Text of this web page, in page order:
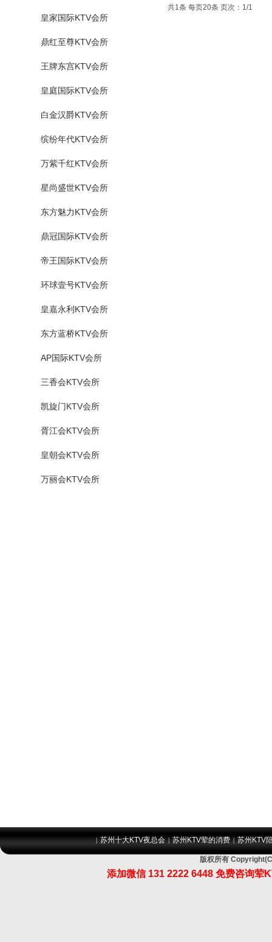
皇家国际KTV会所
鼎红至尊KTV会所
王牌东宫KTV会所
皇庭国际KTV会所
白金汉爵KTV会所
缤纷年代KTV会所
万紫千红KTV会所
星尚盛世KTV会所
东方魅力KTV会所
鼎冠国际KTV会所
帝王国际KTV会所
环球壹号KTV会所
皇嘉永利KTV会所
东方蓝桥KTV会所
AP国际KTV会所
三香会KTV会所
凯旋门KTV会所
胥江会KTV会所
皇朝会KTV会所
万丽会KTV会所
共1条 每页20条 页次：1/1
|苏州十大KTV夜总会 |苏州KTV荤的消费 |苏州KTV
版权所有
添加微信 131 2222 6448 免费咨询荤